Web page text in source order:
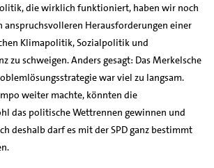
die wirklich funktioniert, haben wir noch
anspruchsvolleren Herausforderungen einer
Klimapolitik, Sozialpolitik und
zu schweigen. Anders gesagt: Das Merkelsche
war viel zu langsam.
weiter machte, könnten die
das politische Wettrennen gewinnen und
deshalb darf es mit der SPD ganz bestimmt